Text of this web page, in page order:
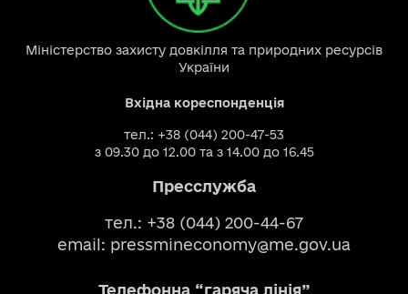
Міністерство захисту довкілля та природних ресурсів
України
Вхідна кореспонденція
тел.: +38 (044) 200-47-53
з 09.30 до 12.00 та з 14.00 до 16.45
Пресслужба
тел.: +38 (044) 200-44-67
email: pressmineconomy@me.gov.ua
Телефонна “гаряча лінія”